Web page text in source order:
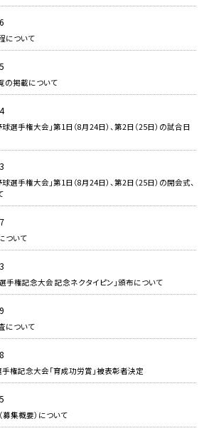
について
の掲載について
選手権大会」第1日（8月24日）、第2日（25日）の試合日
選手権大会」第1日（8月24日）、第2日（25日）の開会式、
ついて
手権記念大会 記念ネクタイピン」頒布について
について
権記念大会「育成功労賞」被表彰者決定
募集概要）について